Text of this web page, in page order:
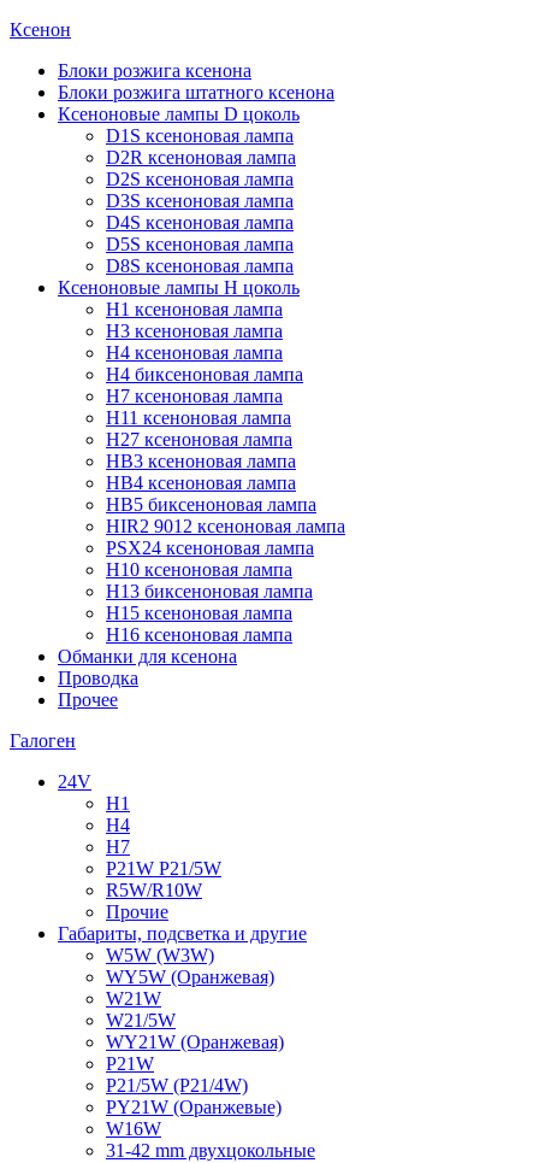
Ксенон
Блоки розжига ксенона
Блоки розжига штатного ксенона
Ксеноновые лампы D цоколь
D1S ксеноновая лампа
D2R ксеноновая лампа
D2S ксеноновая лампа
D3S ксеноновая лампа
D4S ксеноновая лампа
D5S ксеноновая лампа
D8S ксеноновая лампа
Ксеноновые лампы Н цоколь
H1 ксеноновая лампа
H3 ксеноновая лампа
H4 ксеноновая лампа
H4 биксеноновая лампа
H7 ксеноновая лампа
H11 ксеноновая лампа
H27 ксеноновая лампа
HB3 ксеноновая лампа
HB4 ксеноновая лампа
HB5 биксеноновая лампа
HIR2 9012 ксеноновая лампа
PSX24 ксеноновая лампа
H10 ксеноновая лампа
H13 биксеноновая лампа
H15 ксеноновая лампа
H16 ксеноновая лампа
Обманки для ксенона
Проводка
Прочее
Галоген
24V
H1
H4
H7
P21W P21/5W
R5W/R10W
Прочие
Габариты, подсветка и другие
W5W (W3W)
WY5W (Оранжевая)
W21W
W21/5W
WY21W (Оранжевая)
P21W
P21/5W (P21/4W)
PY21W (Оранжевые)
W16W
31-42 mm двухцокольные